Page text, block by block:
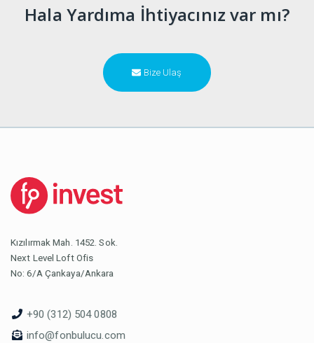
Hala Yardıma İhtiyacınız var mı?
Bize Ulaş
Kızılırmak Mah. 1452. Sok.
Next Level Loft Ofis
No: 6/A Çankaya/Ankara
+90 (312) 504 0808
info@fonbulucu.com